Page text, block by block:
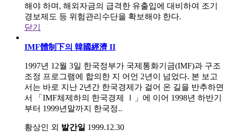
해야 하며, 해외자금의 급격한 유출입에 대비하여 조기
경보제도 등 위험관리수단을 확보해야 한다.
닫기
IMF體制下의 韓國經濟 II
1997년 12월 3일 한국정부가 국제통화기금(IMF)과 구조
조정 프로그램에 합의한 지 어언 2년이 넘었다. 본 보고
서는 바로 지난 2년간 한국경제가 걸어 온 길을 반추하면
서 「IMF체제하의 한국경제 Ⅰ」에 이어 1998년 하반기
부터 1999년말까지 한국정..
황상인 외 발간일 1999.12.30